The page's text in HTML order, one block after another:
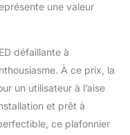
une valeur
défaillante à
À ce prix, la
un utilisateur à l’aise
et prêt à
ce plafonnier